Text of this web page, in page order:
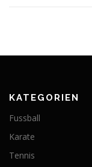
KATEGORIEN
Fussball
Karate
Tennis